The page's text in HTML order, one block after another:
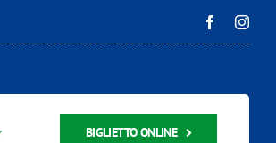
BIGLIETTO ONLINE